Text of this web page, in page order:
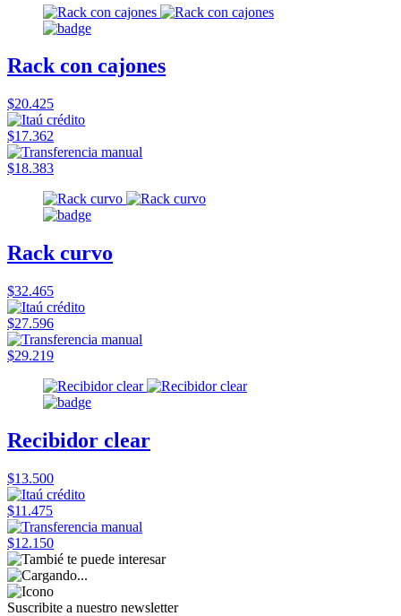
Rack con cajones
$20.425
$17.362
$18.383
Rack curvo
$32.465
$27.596
$29.219
Recibidor clear
$13.500
$11.475
$12.150
Suscribite a nuestro newsletter